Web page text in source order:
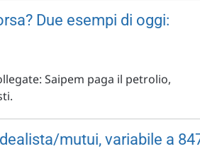
Due esempi di oggi:
Saipem paga il petrolio,
mutui, variabile a